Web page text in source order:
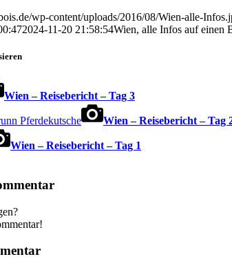
wp-content/uploads/2016/08/Wien-alle-
2024-11-20 21:58:54Wien, alle Infos auf einen
Wien – Reisebericht – Tag 3
Wien – Reisebericht – Tag
Wien – Reisebericht – Tag 1